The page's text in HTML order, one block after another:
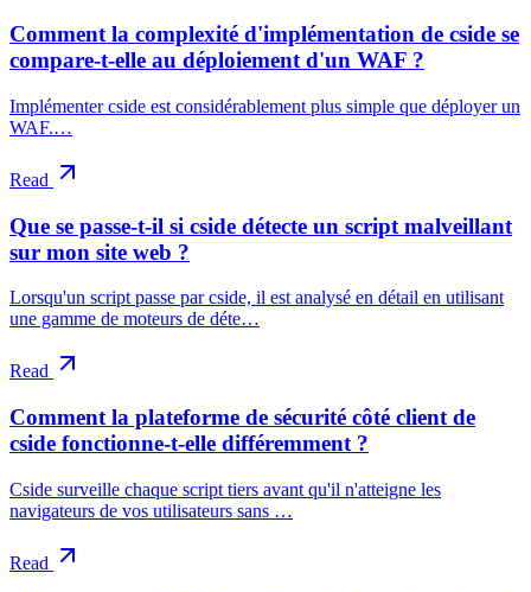
Comment la complexité d'implémentation de cside se
compare-t-elle au déploiement d'un WAF ?
Implémenter cside est considérablement plus simple que déployer un
WAF.…
Read
Que se passe-t-il si cside détecte un script malveillant
sur mon site web ?
Lorsqu'un script passe par cside, il est analysé en détail en utilisant
une gamme de moteurs de déte…
Read
Comment la plateforme de sécurité côté client de
cside fonctionne-t-elle différemment ?
Cside surveille chaque script tiers avant qu'il n'atteigne les
navigateurs de vos utilisateurs sans …
Read